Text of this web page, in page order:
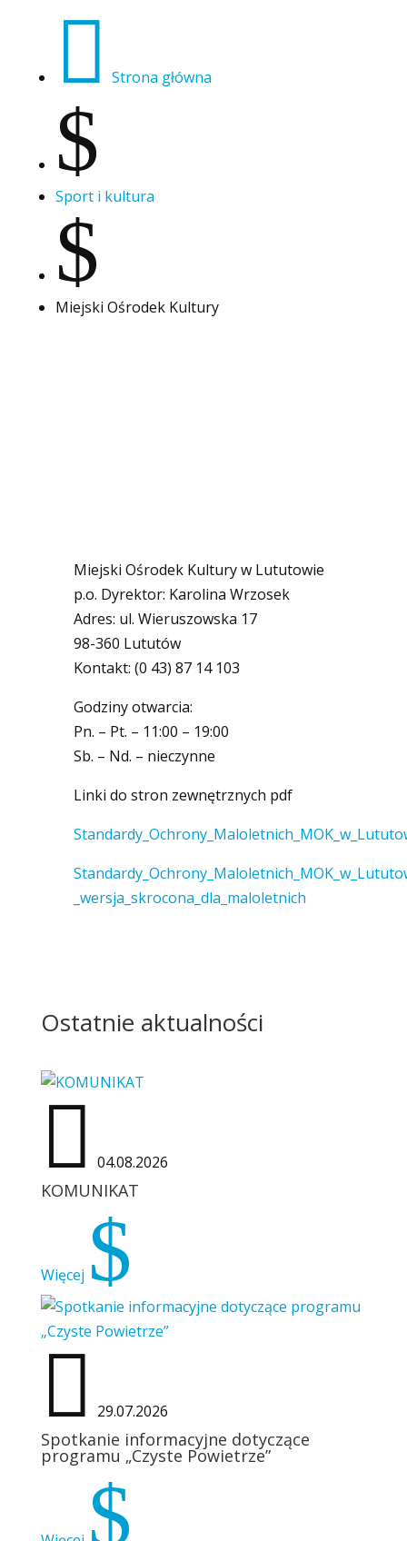
 Strona główna
$
Sport i kultura
$
Miejski Ośrodek Kultury
Miejski Ośrodek Kultury w Lututowie
p.o. Dyrektor: Karolina Wrzosek
Adres: ul. Wieruszowska 17
98-360 Lututów
Kontakt: (0 43) 87 14 103
Godziny otwarcia:
Pn. – Pt. – 11:00 – 19:00
Sb. – Nd. – nieczynne
Linki do stron zewnętrznych pdf
_wersja_skrocona_dla_maloletnich
Ostatnie aktualności
 04.08.2026
KOMUNIKAT
Więcej $

29.07.2026
Spotkanie informacyjne dotyczące
programu „Czyste Powietrze”
$